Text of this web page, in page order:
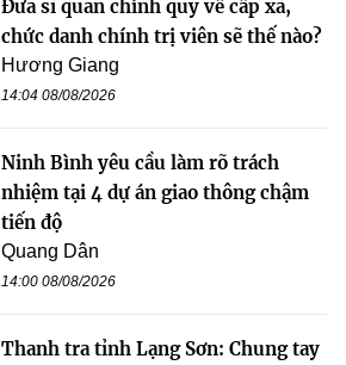
Đưa sĩ quan chính quy về cấp xã,
chức danh chính trị viên sẽ thế nào?
Hương Giang
14:04 08/08/2026
Ninh Bình yêu cầu làm rõ trách
nhiệm tại 4 dự án giao thông chậm
tiến độ
Quang Dân
14:00 08/08/2026
Thanh tra tỉnh Lạng Sơn: Chung tay